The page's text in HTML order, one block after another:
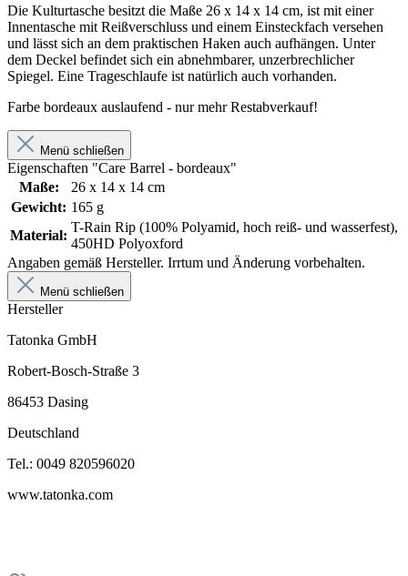
Die Kulturtasche besitzt die Maße 26 x 14 x 14 cm, ist mit einer
Innentasche mit Reißverschluss und einem Einsteckfach versehen
und lässt sich an dem praktischen Haken auch aufhängen. Unter
dem Deckel befindet sich ein abnehmbarer, unzerbrechlicher
Spiegel. Eine Trageschlaufe ist natürlich auch vorhanden.
Farbe bordeaux auslaufend - nur mehr Restabverkauf!
Menü schließen
Eigenschaften "Care Barrel - bordeaux"
Maße:
26 x 14 x 14 cm
Gewicht: 165 g
Material:
T-Rain Rip (100% Polyamid, hoch reiß- und wasserfest),
450HD Polyoxford
Angaben gemäß Hersteller. Irrtum und Änderung vorbehalten.
Menü schließen
Hersteller
Tatonka GmbH
Robert-Bosch-Straße 3
86453 Dasing
Deutschland
Tel.: 0049 820596020
www.tatonka.com